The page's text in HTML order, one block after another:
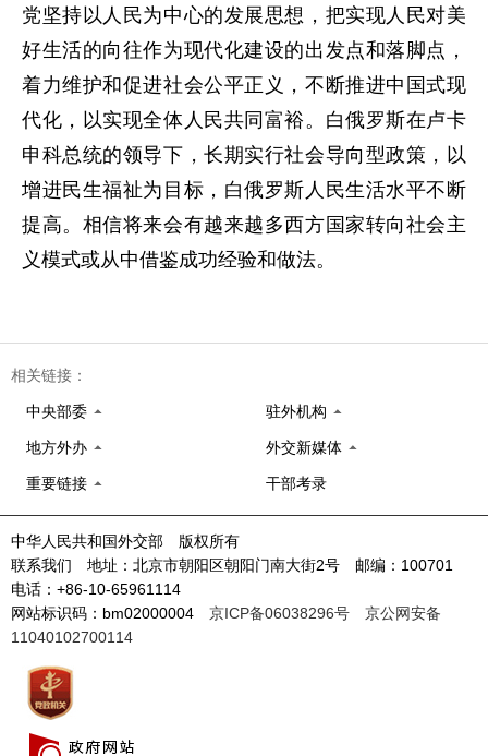
党坚持以人民为中心的发展思想，把实现人民对美
好生活的向往作为现代化建设的出发点和落脚点，
着力维护和促进社会公平正义，不断推进中国式现
代化，以实现全体人民共同富裕。白俄罗斯在卢卡
申科总统的领导下，长期实行社会导向型政策，以
增进民生福祉为目标，白俄罗斯人民生活水平不断
提高。相信将来会有越来越多西方国家转向社会主
义模式或从中借鉴成功经验和做法。
相关链接：
中央部委 驻外机构
地方外办 外交新媒体
重要链接 干部考录
中华人民共和国外交部 版权所有
联系我们 地址：北京市朝阳区朝阳门南大街2号 邮编：100701
电话：+86-10-65961114
网站标识码：bm02000004 京ICP备06038296号
京公网安备
11040102700114